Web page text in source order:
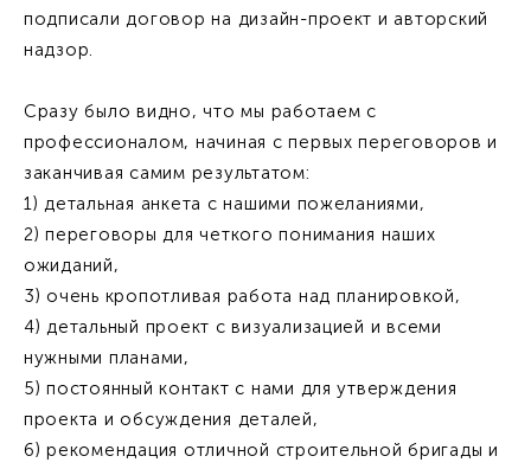
подписали договор на дизайн-проект и авторский
надзор.
Сразу было видно, что мы работаем с
профессионалом, начиная с первых переговоров и
заканчивая самим результатом:
1) детальная анкета с нашими пожеланиями,
2) переговоры для четкого понимания наших
ожиданий,
3) очень кропотливая работа над планировкой,
4) детальный проект с визуализацией и всеми
нужными планами,
5) постоянный контакт с нами для утверждения
проекта и обсуждения деталей,
6) рекомендация отличной строительной бригады и